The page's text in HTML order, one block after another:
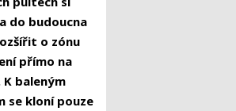
do budoucna
o zónu
přímo na
baleným
se kloní pouze